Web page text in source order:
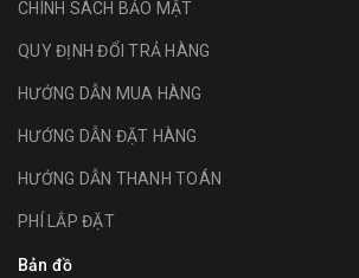
CHÍNH SÁCH BẢO MẬT
QUY ĐỊNH ĐỔI TRẢ HÀNG
HƯỚNG DẪN MUA HÀNG
HƯỚNG DẪN ĐẶT HÀNG
HƯỚNG DẪN THANH TOÁN
PHÍ LẮP ĐẶT
Bản đồ